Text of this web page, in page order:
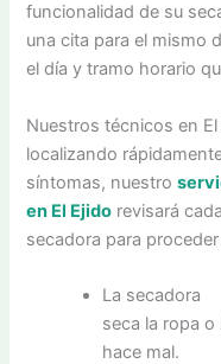
funcionalidad de su
una cita para el mismo
el día y tramo horario
Nuestros técnicos en
localizando
síntomas, nuestro
en El Ejido revisará
secadora para
La secadora
seca la ropa o
hace mal.